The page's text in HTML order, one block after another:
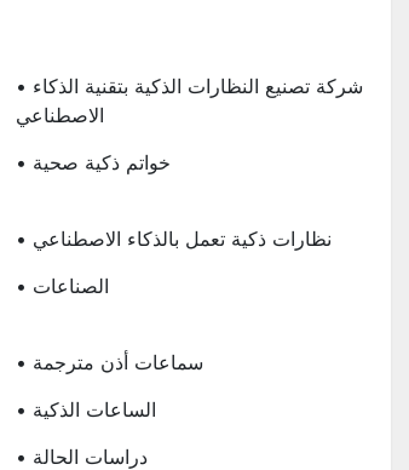
• شركة تصنيع النظارات الذكية بتقنية الذكاء
الاصطناعي
• خواتم ذكية صحية
• نظارات ذكية تعمل بالذكاء الاصطناعي
• الصناعات
• سماعات أذن مترجمة
• الساعات الذكية
• دراسات الحالة